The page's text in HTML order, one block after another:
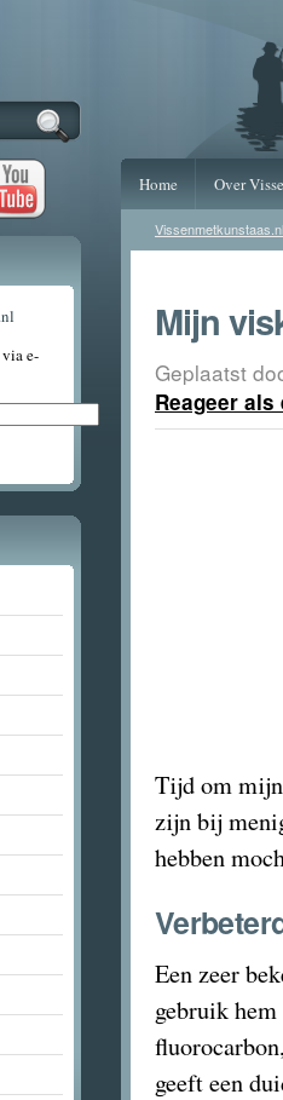
Home Over
Vissenmetkunstaas.nl
Mijn
Geplaatst
Reageer
Tijd om mijn
zijn bij
hebben
Een zeer
gebruik
geeft een
via e-